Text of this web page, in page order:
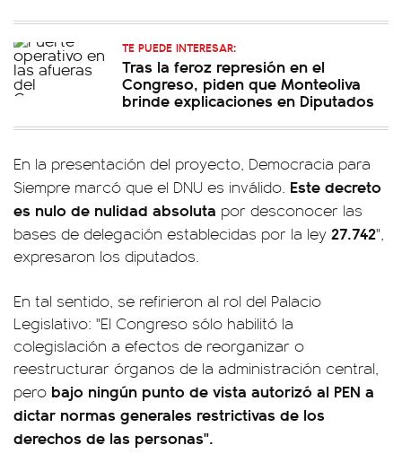
TE PUEDE INTERESAR:
Tras la feroz represión en el
Congreso, piden que Monteoliva
brinde explicaciones en Diputados
En la presentación del proyecto, Democracia para
Siempre marcó que el DNU es inválido. Este decreto
es nulo de nulidad absoluta por desconocer las
bases de delegación establecidas por la ley 27.742",
expresaron los diputados.
En tal sentido, se refirieron al rol del Palacio
Legislativo: "El Congreso sólo habilitó la
colegislación a efectos de reorganizar o
reestructurar órganos de la administración central,
pero bajo ningún punto de vista autorizó al PEN a
dictar normas generales restrictivas de los
derechos de las personas".